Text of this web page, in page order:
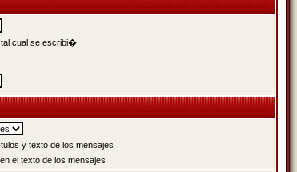
cual se escribi�
y texto de los mensajes
el texto de los mensajes